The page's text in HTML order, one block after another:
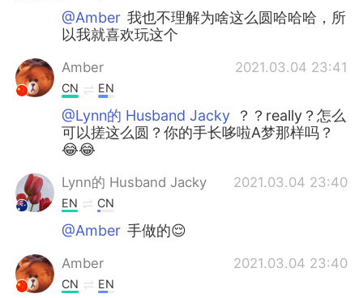
@Amber 我也不理解为啥这么圆哈哈哈，所
以我就喜欢玩这个
Amber 2021.03.04 23:41
CN EN
@Lynn的 Husband Jacky
？？really？怎么
可以搓这么圆？你的手长哆啦A梦那样吗？
😂😂
Lynn的 Husband Jacky 2021.03.04 23:40
EN CN
@Amber 手做的😌
Amber 2021.03.04 23:40
CN EN